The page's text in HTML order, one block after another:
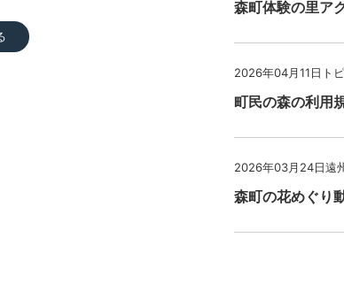
森町体験の里ア
2026年04月11日 ト
町民の森の利用
2026年03月24日遠
森町の花めぐり